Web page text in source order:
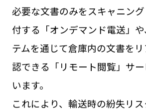
必要な文書のみをスキャニン
付する「オンデマンド電送」
テムを通じて倉庫内の文書を
認できる「リモート閲覧」サ
います。
これにより、輸送時の紛失リ